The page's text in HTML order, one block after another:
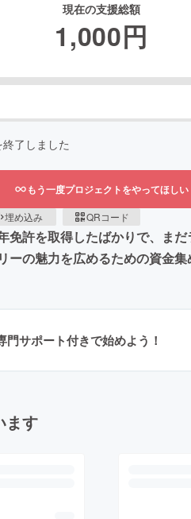
現在の支援総額
1,000円
了しました
もう一度プロジェクトをやってほしい
埋め込み QRコード
許を取得したばかりで、ま
の魅力を広めるための資金集
サポート付きで始めよう！
ます